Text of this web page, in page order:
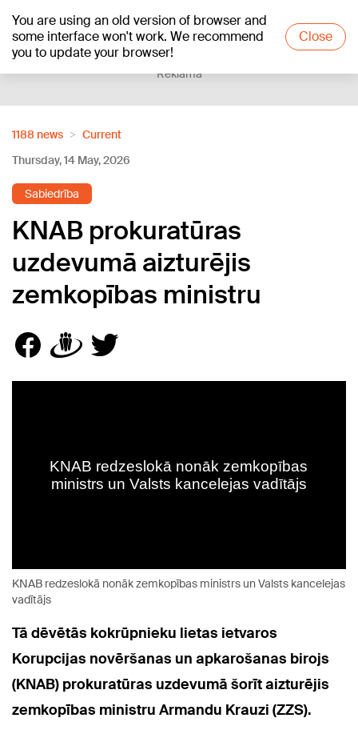
You are using an old version of browser and
some interface won't work. We recommend
you to update your browser!
Close
+19°C
Reklāma
1188 news
Current
Thursday, 14 May, 2026
Sabiedrība
KNAB prokuratūras
uzdevumā aizturējis
zemkopības ministru
KNAB redzeslokā nonāk zemkopības ministrs un Valsts kancelejas
vadītājs
Tā dēvētās kokrūpnieku lietas ietvaros
Korupcijas novēršanas un apkarošanas birojs
(KNAB) prokuratūras uzdevumā šorīt aizturējis
zemkopības ministru Armandu Krauzi (ZZS).